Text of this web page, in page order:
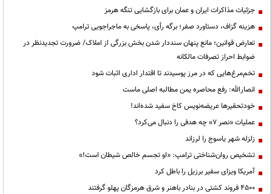
جزئیات مذاکرات ایران و عمان برای بازگشایی تنگه هرمز
هزینه گزاف، دستاورد صفر؛ برگه رأی، پاسخی به ماجراجویی ترامپ
تعارض قوانین؛ مانع پنهان سنددار شدن بخش بزرگی از املاک/ ضرورت تجدیدنظر در
ضوابط احراز تصرفات مالکانه
تخم‌مرغ‌هایی که در مرز پوسیدند تا اقتدار اداری اثبات شود
انصارالله: رفع محاصره یمن مطالبه اصلی ماست
خودتحقیرها عریضه‌نویس کاخ سفید شده‌اند!
عملیات «نصر ۷» چه هدفی را دنبال می‌کرد؟
زلزله شهر یاسوج را لرزاند
تشخیص روان‌شناختی ترامپ: «او تجسم خالص شیطان است!»
آمریکا ویزای سفیر برزیل را باطل کرد
۴۵۰۰ فروند کشتی در بنادر باهنر و شرق هرمزگان پهلو گرفتند